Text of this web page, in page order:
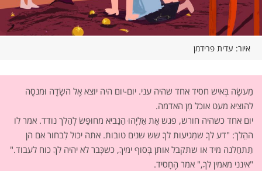
איור: עדית פרידמן
מַעשֶׂה בְּאיש חסיד אחד שהיה עני. יום-יום היה יוצא אֶל השָׂדֶה וּמנסֶה
להוציא מעט אוכל מִן האדמה.
יום אחד כשהיה חורש, פגש אֶת אֵלִיָהוּ הַנָביא מחוּפָּשׂ לְהֵלך נודד. אמר לו
ההֵלך: "דע לךָ שמַגיעות לךָ שש שנים טובות. אתה יכול לִבחור אִם הן
תַתחֵלנה מיד או שתקבל אותן בְּסוף ימיךָ, כשכְּבר לא יהיה לךָ כוח לעבוד."
"אינני מאמין לךָ," אמר הֶחָסיד.